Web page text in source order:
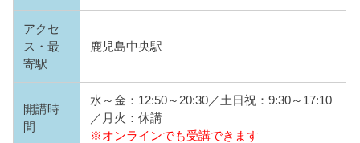
アクセ
ス・最
寄駅
鹿児島中央駅
開講時
間
水～金：12:50～20:30／土日祝：9:30～17:10
／月火：休講
※オンラインでも受講できます